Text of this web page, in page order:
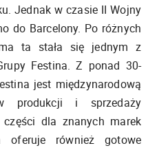
Jednak w czasie II Wojny
do Barcelony. Po różnych
ta stała się jednym z
Festina. Z ponad 30-
jest międzynarodową
produkcji i sprzedaży
dla znanych marek
oferuje również gotowe